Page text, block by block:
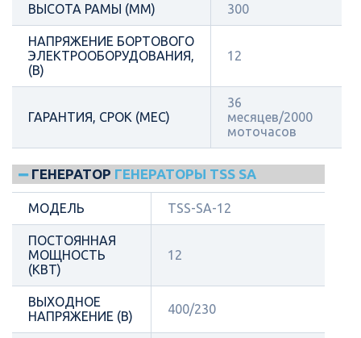
ВЫСОТА РАМЫ (ММ) 300
НАПРЯЖЕНИЕ БОРТОВОГО
ЭЛЕКТРООБОРУДОВАНИЯ,
(В)
12
ГАРАНТИЯ, СРОК (МЕС)
36
месяцев/2000
моточасов
ГЕНЕРАТОР ГЕНЕРАТОРЫ TSS SA
МОДЕЛЬ TSS-SA-12
ПОСТОЯННАЯ
МОЩНОСТЬ
(КВТ)
12
ВЫХОДНОЕ
НАПРЯЖЕНИЕ (В)
400/230